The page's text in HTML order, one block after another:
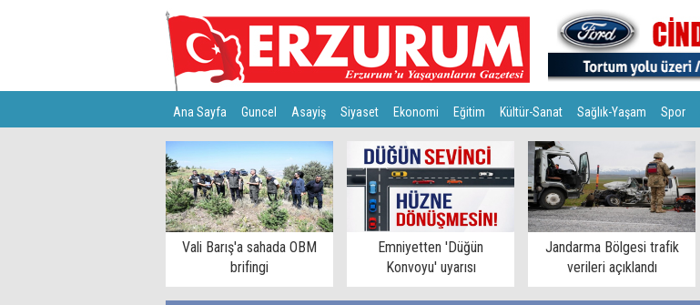
Ana Sayfa Guncel Asayiş Siyaset Ekonomi Eğitim Kültür-Sanat Sağlık-Yaşam Spor
Teknoloji
Vali Barış'a sahada OBM
brifingi
Emniyetten 'Düğün
Konvoyu' uyarısı
Jandarma Bölgesi trafik
verileri açıklandı